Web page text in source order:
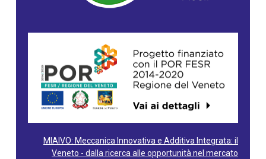
MIAIVO: Meccanica Innovativa e Additiva Integrata: il
Veneto - dalla ricerca alle opportunità nel mercato